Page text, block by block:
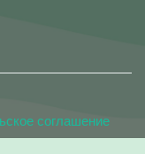
соглашение